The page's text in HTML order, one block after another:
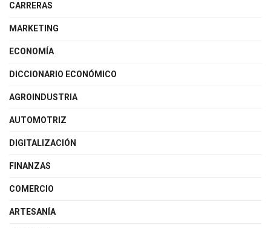
CARRERAS
MARKETING
ECONOMÍA
DICCIONARIO ECONÓMICO
AGROINDUSTRIA
AUTOMOTRIZ
DIGITALIZACIÓN
FINANZAS
COMERCIO
ARTESANÍA